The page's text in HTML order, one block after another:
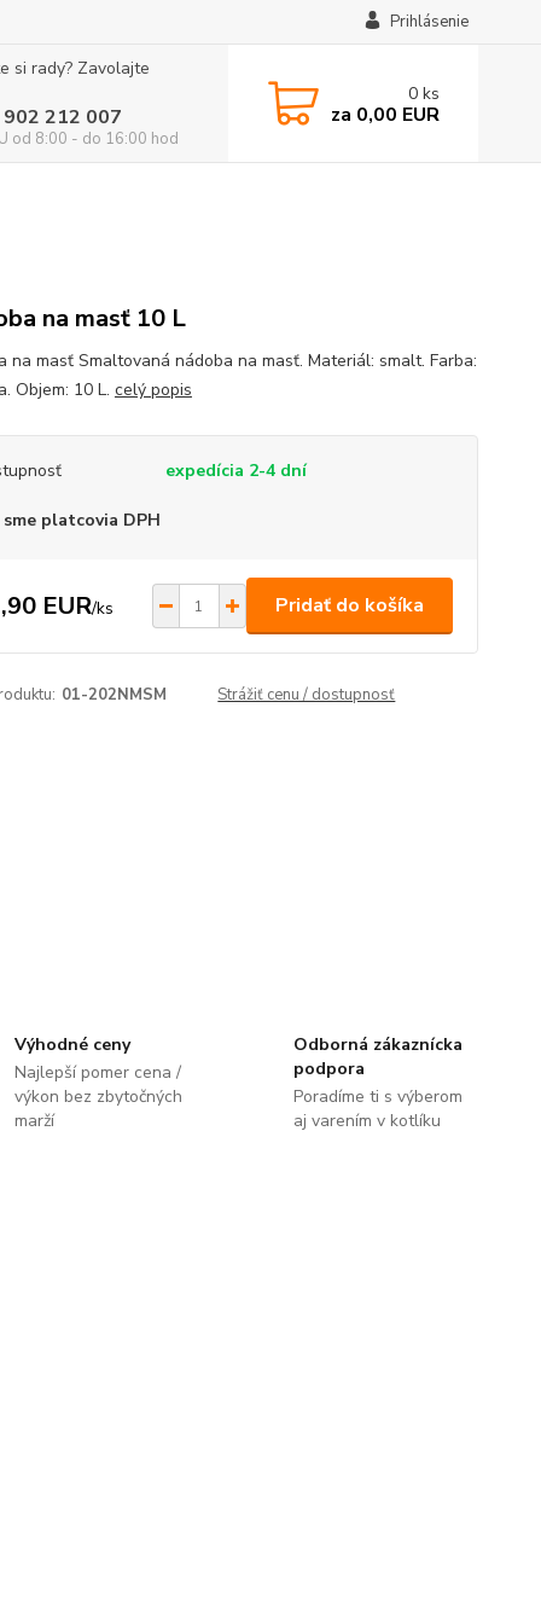
Prihlásenie
si rady? Zavolajte
212 007
od 8:00 - do 16:00 hod
0 ks
za 0,00 EUR
na masť 10 L
na masť Smaltovaná nádoba na masť. Materiál: smalt. Farba:
Objem: 10 L. celý popis
expedícia 2-4 dní
sme platcovia DPH
EUR/ks Pridať do košíka
01-202NMSM Strážiť cenu / dostupnosť
Výhodné ceny
Najlepší pomer cena /
výkon bez zbytočných
marží
Odborná zákaznícka
podpora
Poradíme ti s výberom
aj varením v kotlíku